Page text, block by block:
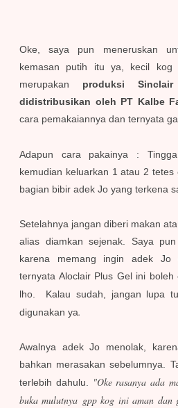
Oke, saya pun meneruskan
kemasan putih itu ya, kecil
merupakan produksi
didistribusikan oleh PT Kalbe
cara pemakaiannya dan ternyata
Adapun cara pakainya :
kemudian keluarkan 1 atau 2 tetes
bagian bibir adek Jo yang terkena
Setelahnya jangan diberi makan
alias diamkan sejenak. Saya
karena memang ingin adek Jo
ternyata Aloclair Plus Gel ini
lho. Kalau sudah, jangan lupa
digunakan ya.
Awalnya adek Jo menolak,
bahkan merasakan sebelumnya.
terlebih dahulu.
"Oke rasanya ada
buka mulutnya gpp kog ini aman dan